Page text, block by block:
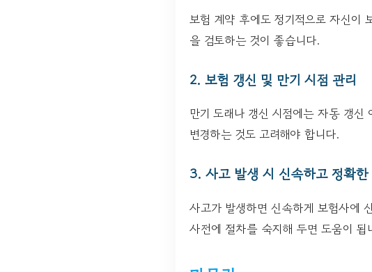
보험 계약 후에도 정기적으로 자신이
을 검토하는 것이 좋습니다.
2. 보험 갱신 및 만기 시점 관리
만기 도래나 갱신 시점에는 자동 갱
변경하는 것도 고려해야 합니다.
3. 사고 발생 시 신속하고 정확
사고가 발생하면 신속하게 보험사에
사전에 절차를 숙지해 두면 도움이 됩